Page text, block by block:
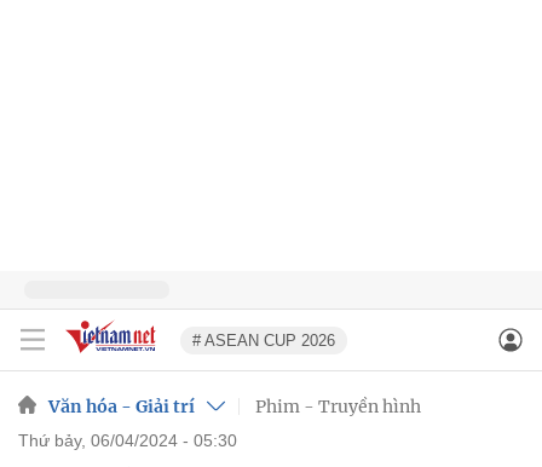
# ASEAN CUP 2026
Văn hóa - Giải trí Phim - Truyền hình
thứ bảy, 06/04/2024 - 05:30